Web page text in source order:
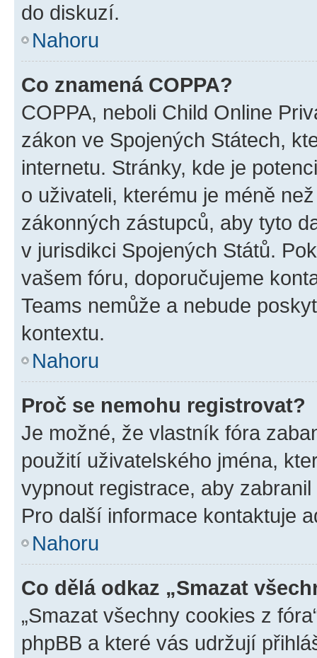
do diskuzí.
Nahoru
Co znamená COPPA?
COPPA, neboli Child Online
zákon ve Spojených Státech,
internetu. Stránky, kde je
o uživateli, kterému je méně
zákonných zástupců, aby tyto
v jurisdikci Spojených Států.
vašem fóru, doporučujeme
Teams nemůže a nebude
kontextu.
Nahoru
Proč se nemohu registrovat?
Je možné, že vlastník fóra
použití uživatelského jména,
vypnout registrace, aby
Pro další informace kontaktuje
Nahoru
Co dělá odkaz „Smazat
„Smazat všechny cookies z
phpBB a které vás udržují